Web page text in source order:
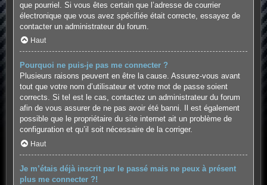
que pourriel. Si vous êtes certain que l’adresse de courrier
électronique que vous avez spécifiée était correcte, essayez de
contacter un administrateur du forum.
Haut
Pourquoi ne puis-je pas me connecter ?
Plusieurs raisons peuvent en être la cause. Assurez-vous avant
tout que votre nom d’utilisateur et votre mot de passe soient
corrects. Si tel est le cas, contactez un administrateur du forum
afin de vous assurer de ne pas avoir été banni. Il est également
possible que le propriétaire du site internet ait un problème de
configuration et qu’il soit nécessaire de la corriger.
Haut
Je m’étais déjà inscrit par le passé mais ne peux à présent
plus me connecter ?!